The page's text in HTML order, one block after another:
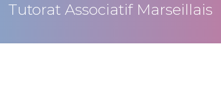
Tutorat Associatif Marseillais